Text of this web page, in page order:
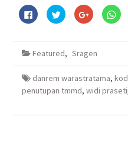
Klik
untuk
membagikan
Facebook(Membuka
jendela
baru)
Klik
untuk
berbagi
Twitter(Membuka
jendela
baru)
Klik
untuk
berbagi
Google+
di
yang
baru)
Klik
Featured, Sragen
danrem warastratama,
penutupan tmmd, widi